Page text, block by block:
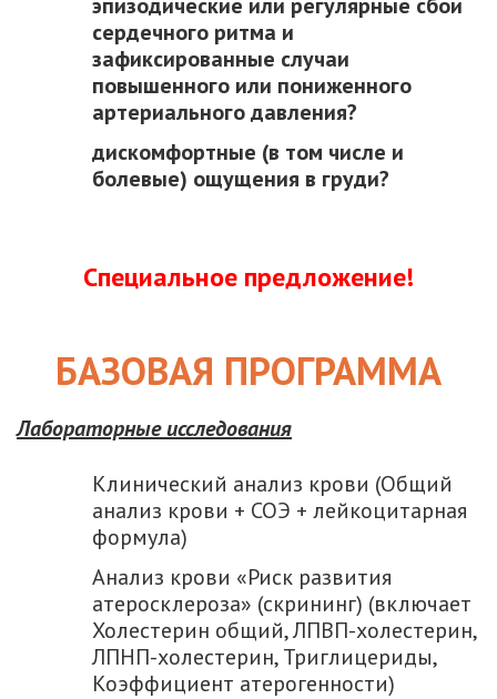
сердечного ритма и
зафиксированные случаи
повышенного или пониженного
артериального давления?
дискомфортные (в том числе и
болевые) ощущения в груди?
Специальное предложение!
БАЗОВАЯ ПРОГРАММА
Лабораторные исследования
Клинический анализ крови (Общий
анализ крови + СОЭ + лейкоцитарная
формула)
Анализ крови «Риск развития
атеросклероза» (скрининг) (включает
Холестерин общий, ЛПВП-холестерин,
ЛПНП-холестерин, Триглицериды,
Коэффициент атерогенности)